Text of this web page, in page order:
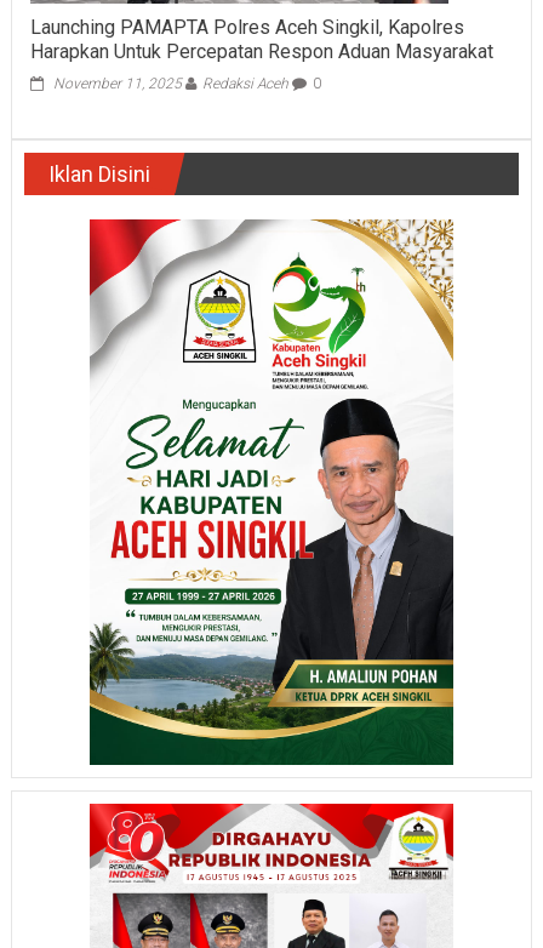
Launching PAMAPTA Polres Aceh Singkil, Kapolres
Harapkan Untuk Percepatan Respon Aduan Masyarakat
November 11, 2025 Redaksi Aceh 0
Iklan Disini